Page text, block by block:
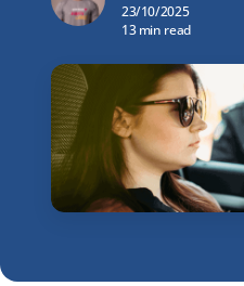
23/10/2025
13 min read